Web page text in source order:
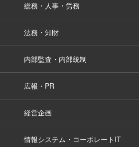
総務・人事・労務
法務・知財
内部監査・内部統制
広報・PR
経営企画
情報システム・コーポレートIT